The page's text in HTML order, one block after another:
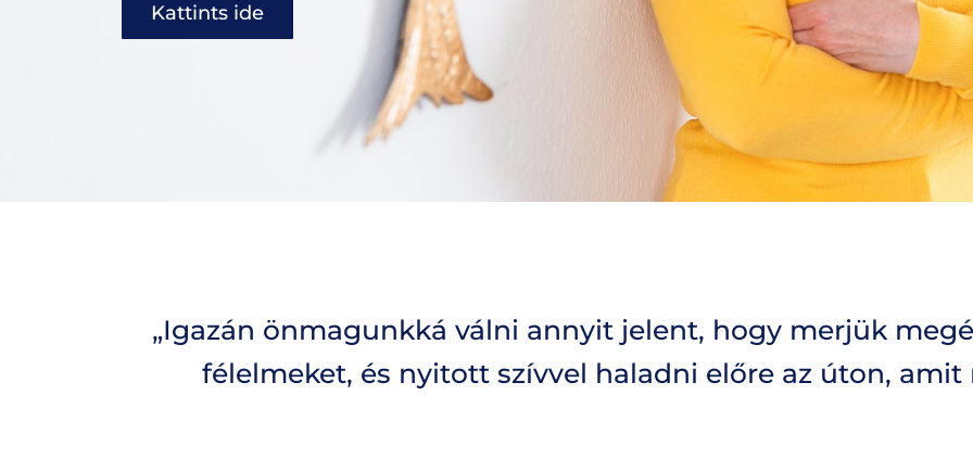
Kattints ide
„Igazán önmagunkká válni annyit jelent, hogy merjük
félelmeket, és nyitott szívvel haladni előre az úton, amit